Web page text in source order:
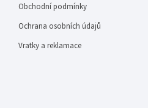
Obchodní podmínky
Ochrana osobních údajů
Vratky a reklamace